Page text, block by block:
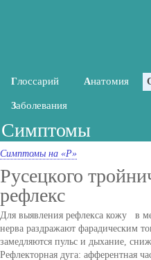
Глоссарий Анатомия
Заболевания
Симптомы
Симптомы на «Р»
Русецкого
рефлекс
Для выявления рефлекса кожу в
нерва раздражают фарадическим
замедляются пульс и дыхание,
Рефлекторная дуга: афферентная